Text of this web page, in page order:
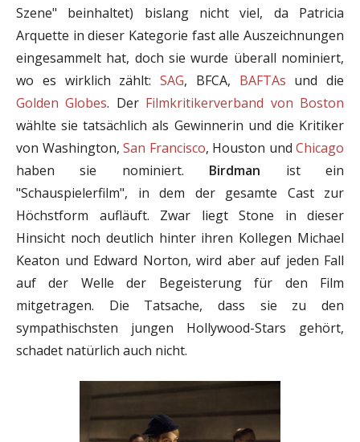
Szene" beinhaltet) bislang nicht viel, da Patricia
Arquette in dieser Kategorie fast alle Auszeichnungen
eingesammelt hat, doch sie wurde überall nominiert,
wo es wirklich zählt: SAG, BFCA, BAFTAs und die
Golden Globes. Der Filmkritikerverband von Boston
wählte sie tatsächlich als Gewinnerin und die Kritiker
von Washington, San Francisco, Houston und Chicago
haben sie nominiert. Birdman ist ein
"Schauspielerfilm", in dem der gesamte Cast zur
Höchstform aufläuft. Zwar liegt Stone in dieser
Hinsicht noch deutlich hinter ihren Kollegen Michael
Keaton und Edward Norton, wird aber auf jeden Fall
auf der Welle der Begeisterung für den Film
mitgetragen. Die Tatsache, dass sie zu den
sympathischsten jungen Hollywood-Stars gehört,
schadet natürlich auch nicht.